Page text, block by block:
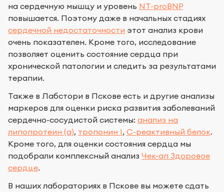
на сердечную мышцу и уровень NT-proBNP
повышается. Поэтому даже в начальных стадиях
сердечной недостаточности этот анализ крови
очень показателен. Кроме того, исследование
позволяет оценить состояние сердца при
хронической патологии и следить за результатами
терапии.
Также в Лабстори в Пскове есть и другие анализы
маркеров для оценки риска развития заболеваний
сердечно-сосудистой системы: анализ на
липопротеин (а), тропонин I, C-реактивный белок.
Кроме того, для оценки состояния сердца мы
подобрали комплексный анализ Чек-ап Здоровое
сердце.
В наших лабораториях в Пскове вы можете сдать